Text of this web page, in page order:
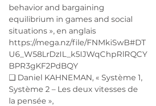
behavior and bargaining
equilibrium in games and social
situations », en anglais
https://mega.nz/file/FNMkiSwB#DT
U6_W58LrDzIL_k5IJWqChpRlRQCY
BPR3gKF2PdBQY
❑ Daniel KAHNEMAN, « Système 1,
Système 2 – Les deux vitesses de
la pensée »,